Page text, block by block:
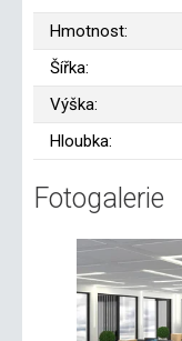
Hmotnost:
Šířka:
Výška:
Hloubka:
Fotogalerie